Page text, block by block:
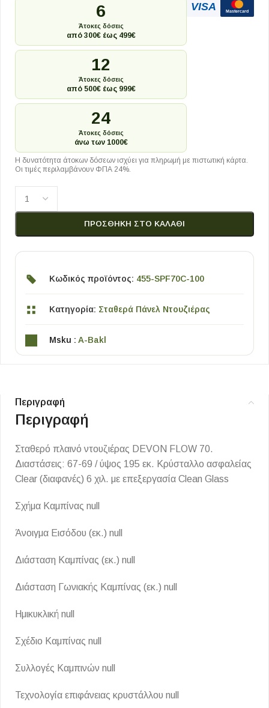
6
Άτοκες δόσεις
από 300€ έως 499€
12
Άτοκες δόσεις
από 500€ έως 999€
24
Άτοκες δόσεις
άνω των 1000€
VISA Mastercard
Η δυνατότητα άτοκων δόσεων ισχύει για πληρωμή με πιστωτική κάρτα.
Οι τιμές περιλαμβάνουν ΦΠΑ 24%.
ΠΡΟΣΘΉΚΗ ΣΤΟ ΚΑΛΆΘΙ
Κωδικός προϊόντος: 455-SPF70C-100
Κατηγορία: Σταθερά Πάνελ Ντουζιέρας
Msku : A-Bakl
Περιγραφή
Περιγραφή
Σταθερό πλαινό ντουζιέρας DEVON FLOW 70.
Διαστάσεις: 67-69 / ύψος 195 εκ. Κρύσταλλο ασφαλείας
Clear (διαφανές) 6 χιλ. με επεξεργασία Clean Glass
Σχήμα Καμπίνας null
Άνοιγμα Εισόδου (εκ.) null
Διάσταση Καμπίνας (εκ.) null
Διάσταση Γωνιακής Καμπίνας (εκ.) null
Ημικυκλική null
Σχέδιο Καμπίνας null
Συλλογές Καμπινών null
Τεχνολογία επιφάνειας κρυστάλλου null